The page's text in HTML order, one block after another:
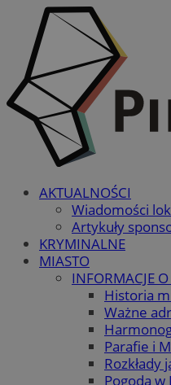
AKTUALNOŚCI
Wiadomości
Artykuły
KRYMINALNE
MIASTO
INFORMACJE
Historia
Ważne
Parafie i
Rozkłady
Pogoda w